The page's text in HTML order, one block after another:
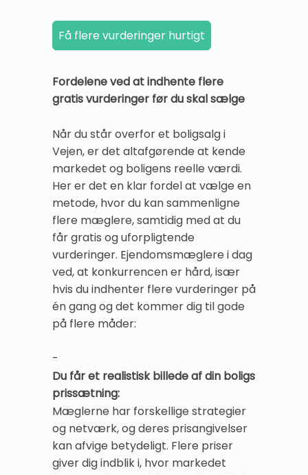
Fordelene ved at indhente flere
gratis vurderinger før du skal sælge
Når du står overfor et boligsalg i
Vejen, er det altafgørende at kende
markedet og boligens reelle værdi.
Her er det en klar fordel at vælge en
metode, hvor du kan sammenligne
flere mæglere, samtidig med at du
får gratis og uforpligtende
vurderinger. Ejendomsmæglere i dag
ved, at konkurrencen er hård, især
hvis du indhenter flere vurderinger på
én gang og det kommer dig til gode
på flere måder:
-
Du får et realistisk billede af din boligs
prissætning:
Mæglerne har forskellige strategier
og netværk, og deres prisangivelser
kan afvige betydeligt. Flere priser
giver dig indblik i, hvor markedet